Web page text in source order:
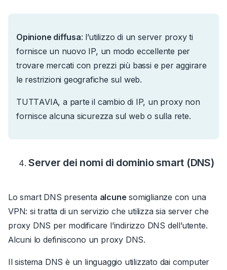
Opinione diffusa: l’utilizzo di un server proxy ti
fornisce un nuovo IP, un modo eccellente per
trovare mercati con prezzi più bassi e per aggirare
le restrizioni geografiche sul web.
TUTTAVIA, a parte il cambio di IP, un proxy non
fornisce alcuna sicurezza sul web o sulla rete.
Server dei nomi di dominio smart (DNS)
Lo smart DNS presenta alcune somiglianze con una
VPN: si tratta di un servizio che utilizza sia server che
proxy DNS per modificare l’indirizzo DNS dell’utente.
Alcuni lo definiscono un proxy DNS.
Il sistema DNS è un linguaggio utilizzato dai computer